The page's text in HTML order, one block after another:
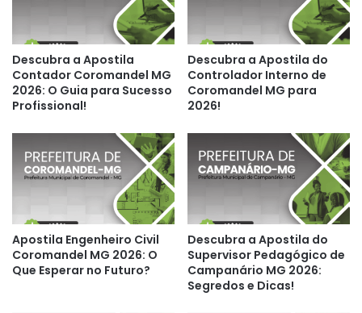
Descubra a Apostila
Contador Coromandel MG
2026: O Guia para Sucesso
Profissional!
Descubra a Apostila do
Controlador Interno de
Coromandel MG para
2026!
Apostila Engenheiro Civil
Coromandel MG 2026: O
Que Esperar no Futuro?
Descubra a Apostila do
Supervisor Pedagógico de
Campanário MG 2026:
Segredos e Dicas!